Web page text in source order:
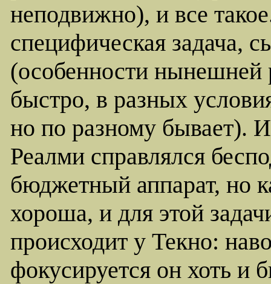
неподвижно), и все
специфическая задача,
(особенности нынешней
быстро, в разных
но по разному бывает).
Реалми справлялся
бюджетный аппарат, но
хороша, и для этой
происходит у Текно:
фокусируется он хоть